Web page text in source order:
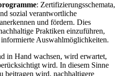
: Zertifizierungsschemata,
sozial verantwortliche
und fördern. Dies
Praktiken einzuführen,
Auswahlmöglichkeiten.
in Hand wachsen, wird erwartet,
wird. In diesem Sinne
beitragen wird, nachhaltigere